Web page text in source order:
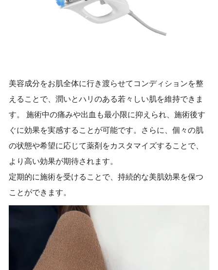
美容成分をお肌全体に行き渡らせてコンディションを整
えることで、潤いとハリのある若々しい肌を維持できま
す。 施術中の痛みや出血も最小限に抑えられ、施術後す
ぐに効果を実感することが可能です。さらに、個々の肌
の状態や希望に応じて薬剤をカスタマイズすることで、
より高い効果が期待されます。
定期的に施術を受けることで、持続的な美肌効果を保つ
ことができます。